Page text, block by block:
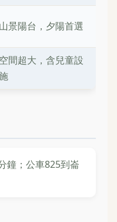
山景陽台，夕陽首選
空間超大，含兒童設
鐘；公車825到崙